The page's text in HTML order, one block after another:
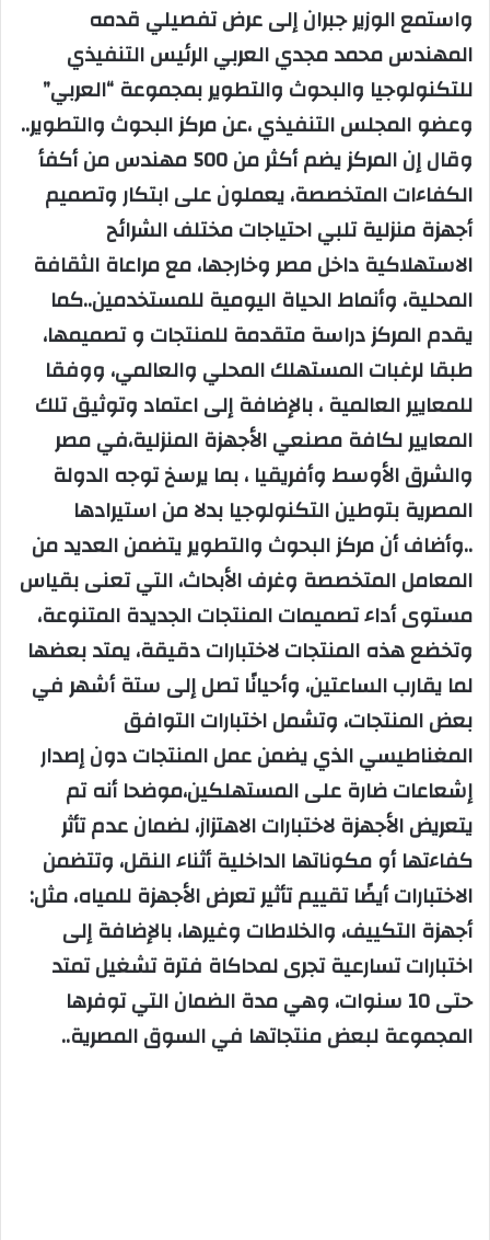
واستمع الوزير جبران إلى عرض تفصيلي قدمه
المهندس محمد مجدي العربي الرئيس التنفيذي
للتكنولوجيا والبحوث والتطوير بمجموعة “العربي”
وعضو المجلس التنفيذي ،عن مركز البحوث والتطوير..
وقال إن المركز يضم أكثر من 500 مهندس من أكفأ
الكفاءات المتخصصة، يعملون على ابتكار وتصميم
أجهزة منزلية تلبي احتياجات مختلف الشرائح
الاستهلاكية داخل مصر وخارجها، مع مراعاة الثقافة
المحلية، وأنماط الحياة اليومية للمستخدمين..كما
يقدم المركز دراسة متقدمة للمنتجات و تصميمها،
طبقا لرغبات المستهلك المحلي والعالمي، ووفقا
للمعايير العالمية ، بالإضافة إلى اعتماد وتوثيق تلك
المعايير لكافة مصنعي الأجهزة المنزلية،في مصر
والشرق الأوسط وأفريقيا ، بما يرسخ توجه الدولة
المصرية بتوطين التكنولوجيا بدلا من استيرادها
..وأضاف أن مركز البحوث والتطوير يتضمن العديد من
المعامل المتخصصة وغرف الأبحاث، التي تعنى بقياس
مستوى أداء تصميمات المنتجات الجديدة المتنوعة،
وتخضع هذه المنتجات لاختبارات دقيقة، يمتد بعضها
لما يقارب الساعتين، وأحيانًا تصل إلى ستة أشهر في
بعض المنتجات، وتشمل اختبارات التوافق
المغناطيسي الذي يضمن عمل المنتجات دون إصدار
إشعاعات ضارة على المستهلكين،موضحا أنه تم
يتعريض الأجهزة لاختبارات الاهتزاز، لضمان عدم تأثر
كفاءتها أو مكوناتها الداخلية أثناء النقل، وتتضمن
الاختبارات أيضًا تقييم تأثير تعرض الأجهزة للمياه، مثل:
أجهزة التكييف، والخلاطات وغيرها، بالإضافة إلى
اختبارات تسارعية تجرى لمحاكاة فترة تشغيل تمتد
حتى 10 سنوات، وهي مدة الضمان التي توفرها
المجموعة لبعض منتجاتها في السوق المصرية..